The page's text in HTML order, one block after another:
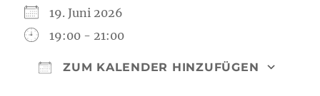
19. Juni 2026
19:00 - 21:00
ZUM KALENDER HINZUFÜGEN